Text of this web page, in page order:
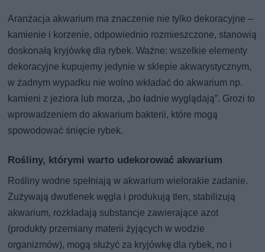
Aranżacja akwarium ma znaczenie nie tylko dekoracyjne –
kamienie i korzenie, odpowiednio rozmieszczone, stanowią
doskonałą kryjówkę dla rybek. Ważne: wszelkie elementy
dekoracyjne kupujemy jedynie w sklepie akwarystycznym,
w żadnym wypadku nie wolno wkładać do akwarium np.
kamieni z jeziora lub morza, „bo ładnie wyglądają”. Grozi to
wprowadzeniem do akwarium bakterii, które mogą
spowodować śnięcie rybek.
Rośliny, którymi warto udekorować akwarium
Rośliny wodne spełniają w akwarium wielorakie zadanie.
Zużywają dwutlenek węgla i produkują tlen, stabilizują
akwarium, rozkładają substancje zawierające azot
(produkty przemiany materii żyjących w wodzie
organizmów), mogą służyć za kryjówkę dla rybek, no i